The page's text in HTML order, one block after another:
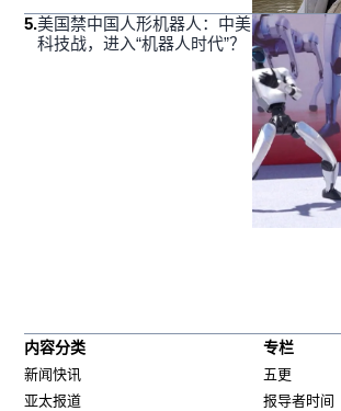
5.美国禁中国人形机器人：中美
科技战，进入“机器人时代”？
内容分类
新闻快讯
亚太报道
专栏
五更
报导者时间